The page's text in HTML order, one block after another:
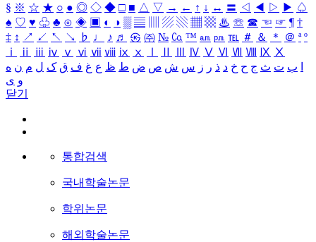
§ ※ ☆ ★ ○ ● ◎ ◇ ◆ □ ■ △ ▽ → ← ↑ ↓ ↔ 〓 ◁ ◀ ▷ ▶ ♤
♠ ♡ ♥ ♧ ♣ ⊙ ◈ ▣ ◐ ◑ ▒ ▤ ▨ ▧ ▦ ▩ ♨ ☏ ☎ ☜ ☞ ¶ †
‡ ↕ ↗ ↙ ↖ ↘ ♭ ♩ ♪ ♬ ㉿ ㈜ № ㏇ ™ ㏂ ㏘ ℡ ＃ ＆ ＊ ＠ ª º
ⅰ
ⅱ ⅲ ⅳ ⅴ ⅵ ⅶ ⅷ ⅸ ⅹ Ⅳ Ⅴ Ⅵ Ⅶ Ⅷ Ⅸ Ⅹ
ب ت ث ج ح خ د ذ ر ز س ش ص ض ط ظ ع غ ف ق ک ل م ن ه
و ی
닫기
통합검색
국내학술논문
학위논문
해외학술논문